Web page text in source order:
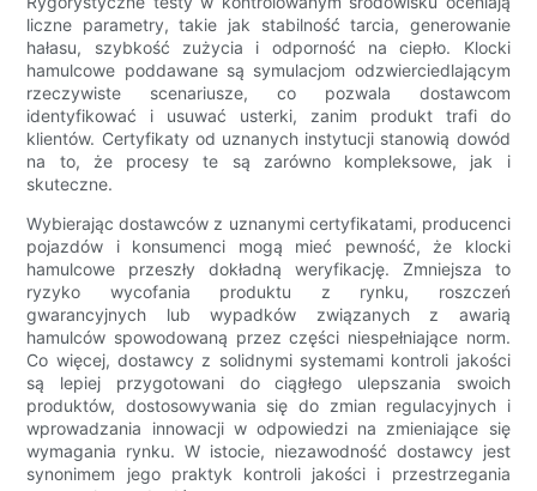
liczne parametry, takie jak stabilność tarcia, generowanie
hałasu, szybkość zużycia i odporność na ciepło. Klocki
hamulcowe poddawane są symulacjom odzwierciedlającym
rzeczywiste scenariusze, co pozwala dostawcom
identyfikować i usuwać usterki, zanim produkt trafi do
klientów. Certyfikaty od uznanych instytucji stanowią dowód
na to, że procesy te są zarówno kompleksowe, jak i
skuteczne.
Wybierając dostawców z uznanymi certyfikatami, producenci
pojazdów i konsumenci mogą mieć pewność, że klocki
hamulcowe przeszły dokładną weryfikację. Zmniejsza to
ryzyko wycofania produktu z rynku, roszczeń
gwarancyjnych lub wypadków związanych z awarią
hamulców spowodowaną przez części niespełniające norm.
Co więcej, dostawcy z solidnymi systemami kontroli jakości
są lepiej przygotowani do ciągłego ulepszania swoich
produktów, dostosowywania się do zmian regulacyjnych i
wprowadzania innowacji w odpowiedzi na zmieniające się
wymagania rynku. W istocie, niezawodność dostawcy jest
synonimem jego praktyk kontroli jakości i przestrzegania